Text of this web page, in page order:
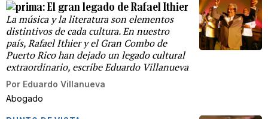
El gran legado de Rafael Ithier
La música y la literatura son elementos
distintivos de cada cultura. En nuestro
país, Rafael Ithier y el Gran Combo de
Puerto Rico han dejado un legado cultural
extraordinario, escribe Eduardo Villanueva
Por Eduardo Villanueva
Abogado